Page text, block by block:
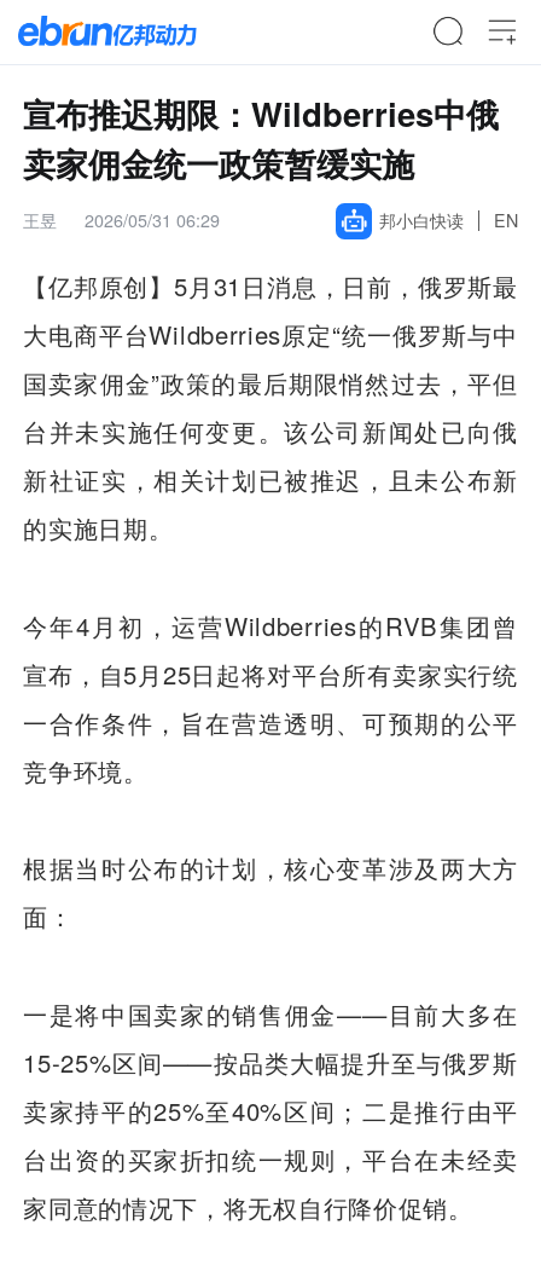
宣布推迟期限：Wildberries中俄
卖家佣金统一政策暂缓实施
王昱 2026/05/31 06:29 邦小白快读 EN
【亿邦原创】 5月31日消息，日前，俄罗斯最
大电商平台Wildberries原定“统一俄罗斯与中
国卖家佣金”政策的最后期限悄然过去，平但
台并未实施任何变更。该公司新闻处已向俄
新社证实，相关计划已被推迟，且未公布新
的实施日期。
今年4月初，运营Wildberries的RVB集团曾
宣布，自5月25日起将对平台所有卖家实行统
一合作条件，旨在营造透明、可预期的公平
竞争环境。
根据当时公布的计划，核心变革涉及两大方
面：
一是将中国卖家的销售佣金——目前大多在
15-25%区间——按品类大幅提升至与俄罗斯
卖家持平的25%至40%区间；二是推行由平
台出资的买家折扣统一规则，平台在未经卖
家同意的情况下，将无权自行降价促销。